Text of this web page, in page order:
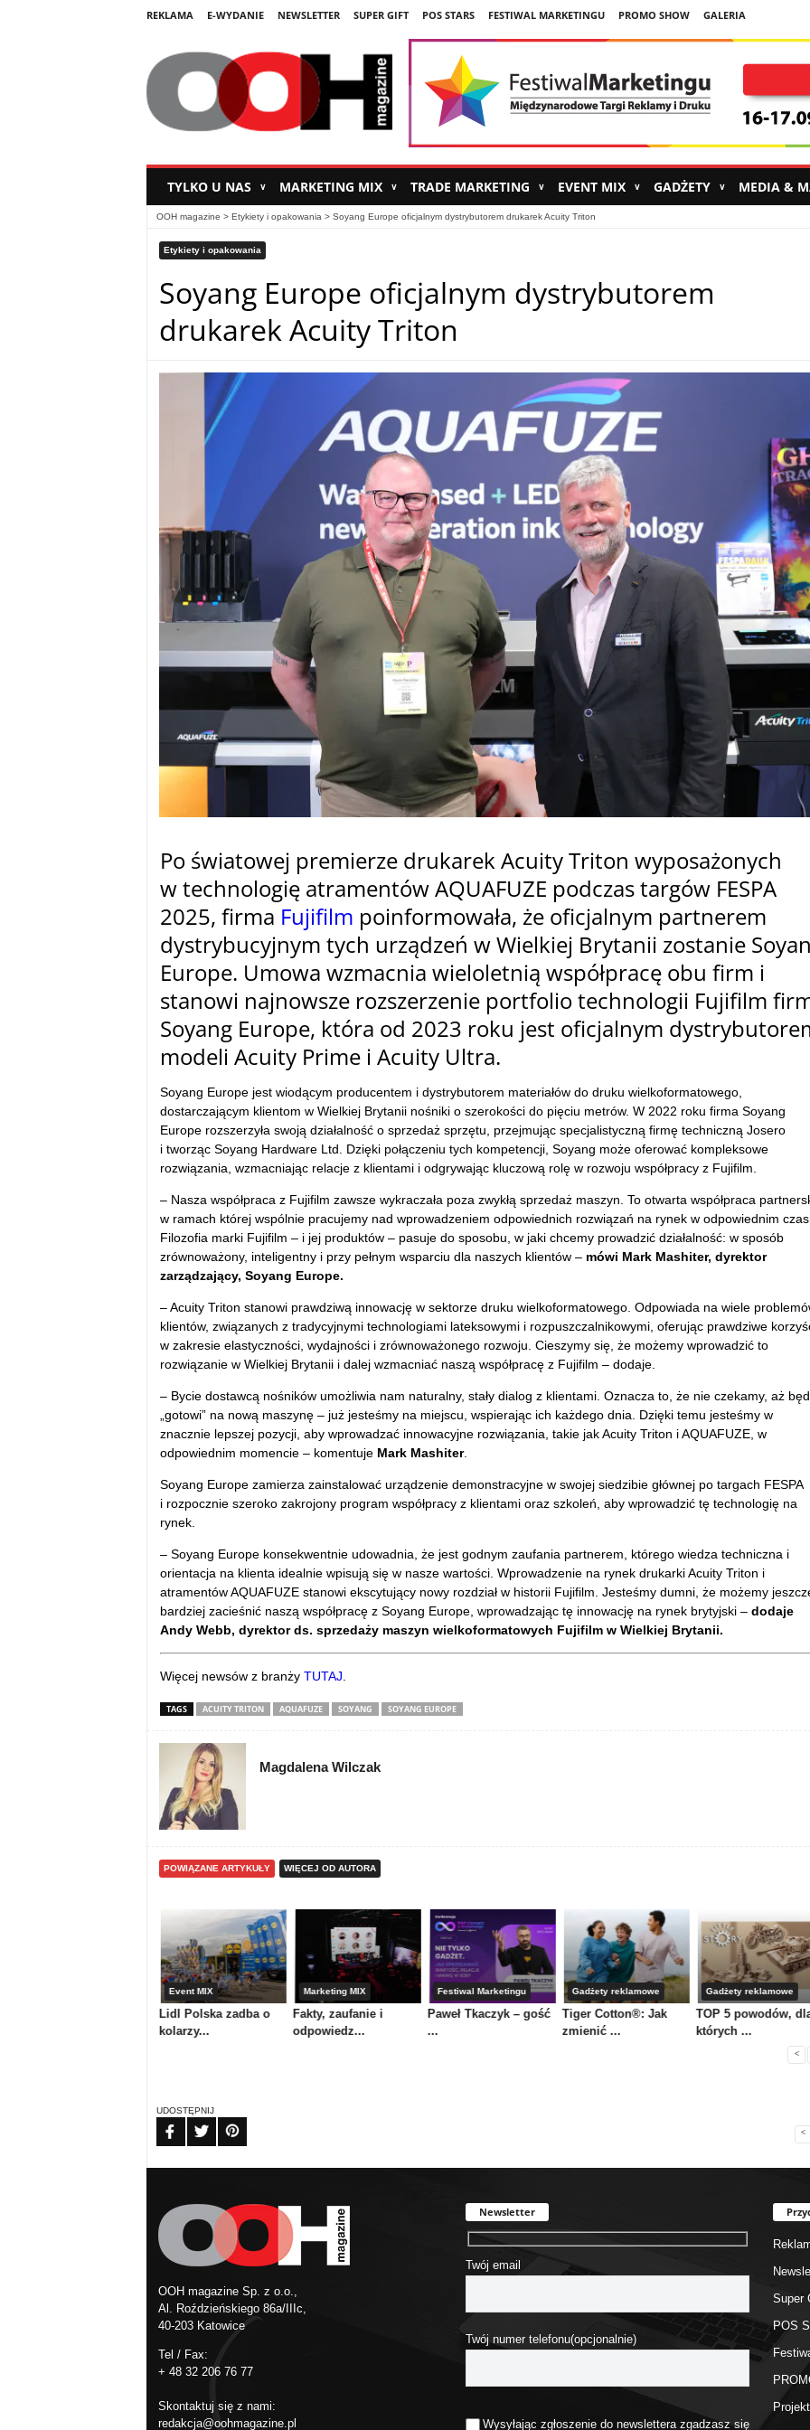
REKLAMA E-WYDANIE NEWSLETTER SUPER GIFT POS STARS FESTIWAL MARKETINGU PROMO SHOW GALERIA
TYLKO U NAS ∨ MARKETING MIX ∨ TRADE MARKETING ∨ EVENT MIX ∨ GADŻETY ∨ MEDIA &
OOH magazine > Etykiety i opakowania> Soyang Europe oficjalnym dystrybutorem drukarek Acuity Triton
Etykiety i opakowania
Soyang Europe oficjalnym dystrybutorem
drukarek Acuity Triton
Po światowej premierze drukarek Acuity Triton wyposażonych
w technologię atramentów AQUAFUZE podczas targów FESPA
2025, firma Fujifilm poinformowała, że oficjalnym partnerem
dystrybucyjnym tych urządzeń w Wielkiej Brytanii zostanie
Europe. Umowa wzmacnia wieloletnią współpracę obu firm i
stanowi najnowsze rozszerzenie portfolio technologii Fujifilm
Soyang Europe, która od 2023 roku jest oficjalnym
modeli Acuity Prime i Acuity Ultra.
Soyang Europe jest wiodącym producentem i dystrybutorem materiałów do druku wielkoformatowego,
dostarczającym klientom w Wielkiej Brytanii nośniki o szerokości do pięciu metrów. W 2022 roku firma Soyang
Europe rozszerzyła swoją działalność o sprzedaż sprzętu, przejmując specjalistyczną firmę techniczną Josero
i tworząc Soyang Hardware Ltd. Dzięki połączeniu tych kompetencji, Soyang może oferować kompleksowe
rozwiązania, wzmacniając relacje z klientami i odgrywając kluczową rolę w rozwoju współpracy z Fujifilm.
– Nasza współpraca z Fujifilm zawsze wykraczała poza zwykłą sprzedaż maszyn. To otwarta współpraca
w ramach której wspólnie pracujemy nad wprowadzeniem odpowiednich rozwiązań na rynek w odpowiednim
Filozofia marki Fujifilm – i jej produktów – pasuje do sposobu, w jaki chcemy prowadzić działalność: w sposób
zrównoważony, inteligentny i przy pełnym wsparciu dla naszych klientów – mówi Mark Mashiter, dyrektor
zarządzający, Soyang Europe.
– Acuity Triton stanowi prawdziwą innowację w sektorze druku wielkoformatowego. Odpowiada na wiele
klientów, związanych z tradycyjnymi technologiami lateksowymi i rozpuszczalnikowymi, oferując prawdziwe
w zakresie elastyczności, wydajności i zrównoważonego rozwoju. Cieszymy się, że możemy wprowadzić to
rozwiązanie w Wielkiej Brytanii i dalej wzmacniać naszą współpracę z Fujifilm – dodaje.
– Bycie dostawcą nośników umożliwia nam naturalny, stały dialog z klientami. Oznacza to, że nie czekamy, aż
„gotowi” na nową maszynę – już jesteśmy na miejscu, wspierając ich każdego dnia. Dzięki temu jesteśmy w
znacznie lepszej pozycji, aby wprowadzać innowacyjne rozwiązania, takie jak Acuity Triton i AQUAFUZE, w
odpowiednim momencie – komentuje Mark Mashiter.
Soyang Europe zamierza zainstalować urządzenie demonstracyjne w swojej siedzibie głównej po targach FESPA
i rozpocznie szeroko zakrojony program współpracy z klientami oraz szkoleń, aby wprowadzić tę technologię na
rynek.
– Soyang Europe konsekwentnie udowadnia, że jest godnym zaufania partnerem, którego wiedza techniczna i
orientacja na klienta idealnie wpisują się w nasze wartości. Wprowadzenie na rynek drukarki Acuity Triton i
atramentów AQUAFUZE stanowi ekscytujący nowy rozdział w historii Fujifilm. Jesteśmy dumni, że możemy
bardziej zacieśnić naszą współpracę z Soyang Europe, wprowadzając tę innowację na rynek brytyjski –dodaje
Andy Webb, dyrektor ds. sprzedaży maszyn wielkoformatowych Fujifilm w Wielkiej Brytanii.
Więcej newsów z branży TUTAJ.
TAGS ACUITY TRITON AQUAFUZE SOYANG SOYANG EUROPE
Magdalena Wilczak
POWIĄZANE ARTYKUŁY WIĘCEJ OD AUTORA
Event MIX
Lidl Polska zadba o
kolarzy...
Marketing MIX
Fakty, zaufanie i
odpowiedz...
Festiwal Marketingu
Paweł Tkaczyk – gość
...
Gadżety reklamowe
Tiger Cotton®: Jak
zmienić ...
Gadżety reklamowe
TOP 5 powodów,
których ...
<
UDOSTĘPNIJ
<
OOH magazine Sp. z o.o.,
Al. Roździeńskiego 86a/IIIc,
40-203 Katowice
Tel / Fax:
+ 48 32 206 76 77
Skontaktuj się z nami:
redakcja@oohmagazine.pl
Newsletter
Twój email
Twój numer telefonu(opcjonalnie)
Wysyłając zgłoszenie do newslettera zgadzasz się
Super
POS